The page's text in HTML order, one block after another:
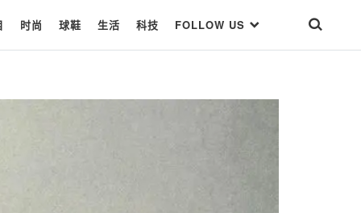
时尚 球鞋 生活 科技 FOLLOW US